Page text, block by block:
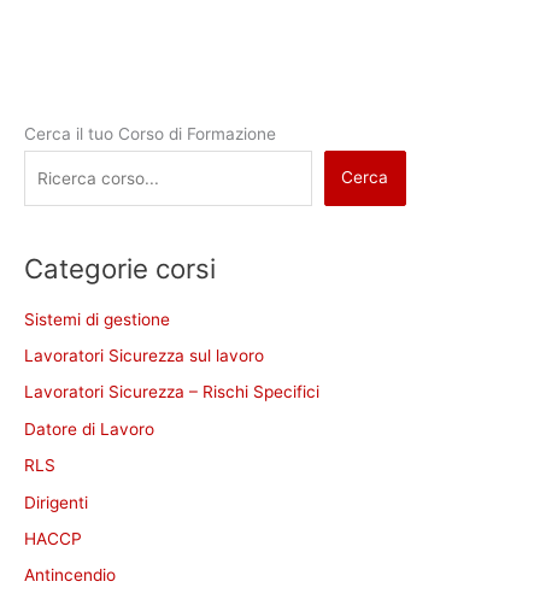
Cerca il tuo Corso di Formazione
Cerca
Categorie corsi
Sistemi di gestione
Lavoratori Sicurezza sul lavoro
Lavoratori Sicurezza – Rischi Specifici
Datore di Lavoro
RLS
Dirigenti
HACCP
Antincendio